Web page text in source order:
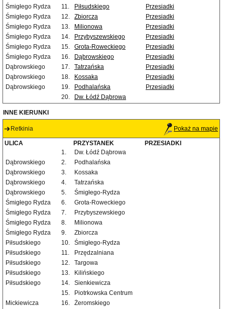
Śmigłego Rydza
11. Piłsudskiego
Przesiadki
Śmigłego Rydza
12. Zbiorcza
Przesiadki
Śmigłego Rydza
13. Milionowa
Przesiadki
Śmigłego Rydza
14. Przybyszewskiego
Przesiadki
Śmigłego Rydza
15. Grota-Roweckiego
Przesiadki
Śmigłego Rydza
16. Dąbrowskiego
Przesiadki
Dąbrowskiego
17. Tatrzańska
Przesiadki
Dąbrowskiego
18. Kossaka
Przesiadki
Dąbrowskiego
19. Podhalańska
Przesiadki
20.
Dw. Łódź Dąbrowa
INNE KIERUNKI
Retkinia Pokaż na mapie
ULICA PRZYSTANEK
PRZESIADKI
1.
Dw. Łódź Dąbrowa
Dąbrowskiego
2.
Podhalańska
Dąbrowskiego
3.
Kossaka
Dąbrowskiego
4.
Tatrzańska
Dąbrowskiego
5.
Śmigłego-Rydza
Śmigłego Rydza
6.
Grota-Roweckiego
Śmigłego Rydza
7.
Przybyszewskiego
Śmigłego Rydza
8.
Milionowa
Śmigłego Rydza
9.
Zbiorcza
Piłsudskiego
10.
Śmigłego-Rydza
Piłsudskiego
11.
Przędzalniana
Piłsudskiego
12.
Targowa
Piłsudskiego
13.
Kilińskiego
Piłsudskiego
14.
Sienkiewicza
15.
Piotrkowska Centrum
Mickiewicza
16.
Żeromskiego